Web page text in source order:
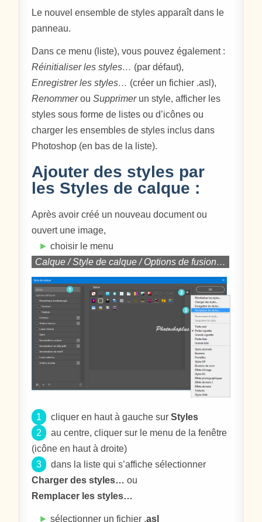
Le nouvel ensemble de styles apparaît dans le
panneau.
Dans ce menu (liste), vous pouvez également :
Réinitialiser les styles… (par défaut),
Enregistrer les styles… (créer un fichier .asl),
RenommerouSupprimerun style, afficher les
styles sous forme de listes ou d’icônes ou
charger les ensembles de styles inclus dans
Photoshop (en bas de la liste).
Ajouter des styles par
les Styles de calque :
Après avoir créé un nouveau document ou
ouvert une image,
► choisir le menu
Calque / Style de calque / Options de fusion…
1 cliquer en haut à gauche surStyles
2
au centre, cliquer sur le menu de la fenêtre
(icône en haut à droite)
3
dans la liste qui s’affiche sélectionner
Charger des styles… ou
Remplacer les styles…
► sélectionner un fichier .asl